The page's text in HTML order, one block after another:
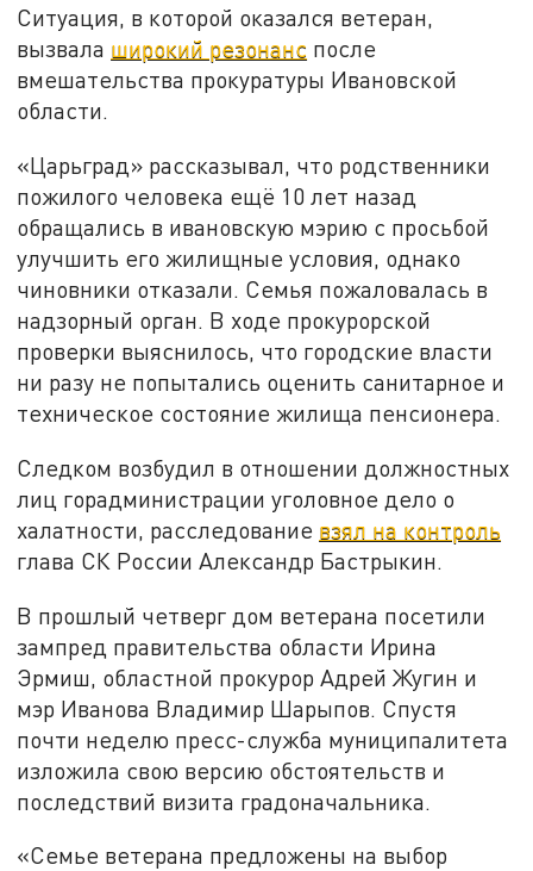
Ситуация, в которой оказался ветеран,
вызвала широкий резонанс после
вмешательства прокуратуры Ивановской
области.
«Царьград» рассказывал, что родственники
пожилого человека ещё 10 лет назад
обращались в ивановскую мэрию с просьбой
улучшить его жилищные условия, однако
чиновники отказали. Семья пожаловалась в
надзорный орган. В ходе прокурорской
проверки выяснилось, что городские власти
ни разу не попытались оценить санитарное и
техническое состояние жилища пенсионера.
Следком возбудил в отношении должностных
лиц горадминистрации уголовное дело о
халатности, расследование взял на контроль
глава СК России Александр Бастрыкин.
В прошлый четверг дом ветерана посетили
зампред правительства области Ирина
Эрмиш, областной прокурор Адрей Жугин и
мэр Иванова Владимир Шарыпов. Спустя
почти неделю пресс-служба муниципалитета
изложила свою версию обстоятельств и
последствий визита градоначальника.
«Семье ветерана предложены на выбор